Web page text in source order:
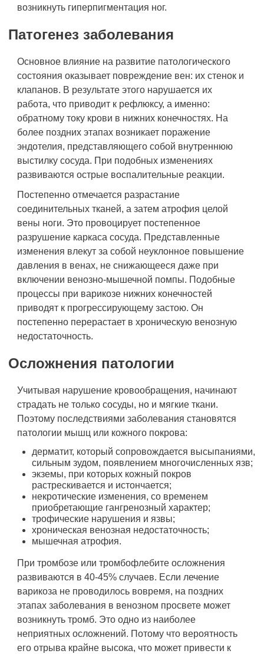
возникнуть гиперпигментация ног.
Патогенез заболевания
Основное влияние на развитие патологического
состояния оказывает повреждение вен: их стенок и
клапанов. В результате этого нарушается их
работа, что приводит к рефлюксу, а именно:
обратному току крови в нижних конечностях. На
более поздних этапах возникает поражение
эндотелия, представляющего собой внутреннюю
выстилку сосуда. При подобных изменениях
развиваются острые воспалительные реакции.
Постепенно отмечается разрастание
соединительных тканей, а затем атрофия целой
вены ноги. Это провоцирует постепенное
разрушение каркаса сосуда. Представленные
изменения влекут за собой неуклонное повышение
давления в венах, не снижающееся даже при
включении венозно-мышечной помпы. Подобные
процессы при варикозе нижних конечностей
приводят к прогрессирующему застою. Он
постепенно перерастает в хроническую венозную
недостаточность.
Осложнения патологии
Учитывая нарушение кровообращения, начинают
страдать не только сосуды, но и мягкие ткани.
Поэтому последствиями заболевания становятся
патологии мышц или кожного покрова:
дерматит, который сопровождается высыпаниями,
сильным зудом, появлением многочисленных язв;
экземы, при которых кожный покров
растрескивается и истончается;
некротические изменения, со временем
приобретающие гангренозный характер;
трофические нарушения и язвы;
хроническая венозная недостаточность;
мышечная атрофия.
При тромбозе или тромбофлебите осложнения
развиваются в 40-45% случаев. Если лечение
варикоза не проводилось вовремя, на поздних
этапах заболевания в венозном просвете может
возникнуть тромб. Это одно из наиболее
неприятных осложнений. Потому что вероятность
его отрыва крайне высока, что может привести к